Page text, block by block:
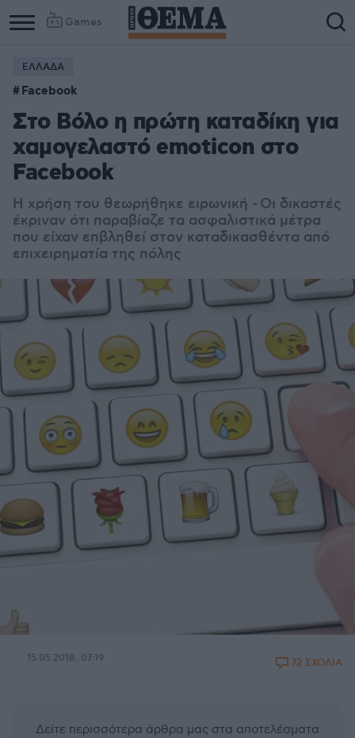
Games
ΕΛΛΑΔΑ
Facebook
Στο Βόλο η πρώτη καταδίκη για
χαμογελαστό emoticon στο
Facebook
Η χρήση του θεωρήθηκε ειρωνική - Οι δικαστές
έκριναν ότι παραβίαζε τα ασφαλιστικά μέτρα
που είχαν επβληθεί στον καταδικασθέντα από
επιχειρηματία της πόλης
15.05.2018, 07:19 72 ΣΧΟΛΙΑ
Δείτε περισσότερα άρθρα μας στα αποτελέσματα